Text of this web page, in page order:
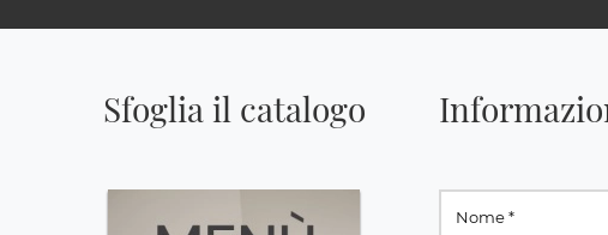
Sfoglia il catalogo